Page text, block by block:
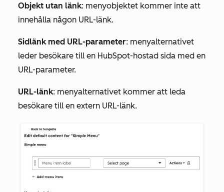
Objekt utan länk: menyobjektet kommer inte att
innehålla någon URL-länk.
Sidlänk med URL-parameter: menyalternativet
leder besökare till en HubSpot-hostad sida med en
URL-parameter.
URL-länk: menyalternativet kommer att leda
besökare till en extern URL-länk.